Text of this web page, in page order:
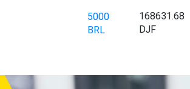
5000
BRL
168631.68
DJF